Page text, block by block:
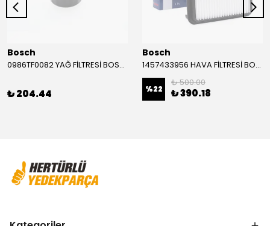
Bosch
0986TF0082 YAĞ FİLTRESİ BOSCH
₺ 204.44
Bosch
1457433956 HAVA FİLTRESİ BOSCH
%22
₺ 500.00
₺ 390.18